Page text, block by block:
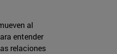
al
entender
relaciones